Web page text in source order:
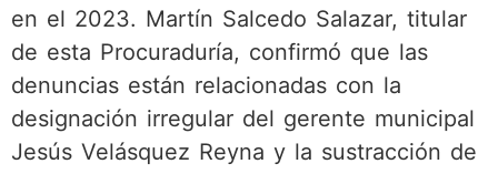
en el 2023. Martín Salcedo Salazar, titular
de esta Procuraduría, confirmó que las
denuncias están relacionadas con la
designación irregular del gerente municipal
Jesús Velásquez Reyna y la sustracción de